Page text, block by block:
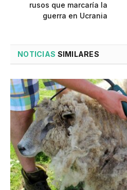
rusos que marcaría la
guerra en Ucrania
NOTICIAS SIMILARES